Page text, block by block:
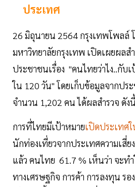
ประเทศ
26 มิถุนายน 2564 กรุงเทพโพลล์
มหาวิทยาลัยกรุงเทพ เปิดเผยผลส
ประชาชนเรื่อง "คนไทยว่าไง..กับ
ใน 120 วัน" โดยเก็บข้อมูลจากปร
จำนวน 1,202 คน ได้ผลสำรวจ ดังนี้
การที่ไทยมีเป้าหมายเปิดประเทศ
นักท่องเที่ยวจากประเทศความเสี่
แล้ว คนไทย 61.7 % เห็นว่า จะท
ทางเศรษฐกิจ การค้า การลงทุน รอ